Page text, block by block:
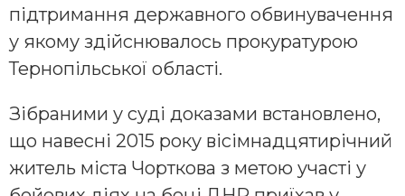
підтримання державного обвинувачення
у якому здійснювалось прокуратурою
Тернопільської області.
Зібраними у суді доказами встановлено,
що навесні 2015 року вісімнадцятирічний
житель міста Чорткова з метою участі у